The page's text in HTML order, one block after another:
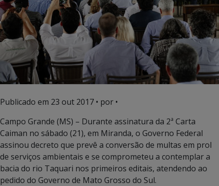
Publicado em 23 out 2017 • por •
Campo Grande (MS) – Durante assinatura da 2ª Carta
Caiman no sábado (21), em Miranda, o Governo Federal
assinou decreto que prevê a conversão de multas em prol
de serviços ambientais e se comprometeu a contemplar a
bacia do rio Taquari nos primeiros editais, atendendo ao
pedido do Governo de Mato Grosso do Sul.